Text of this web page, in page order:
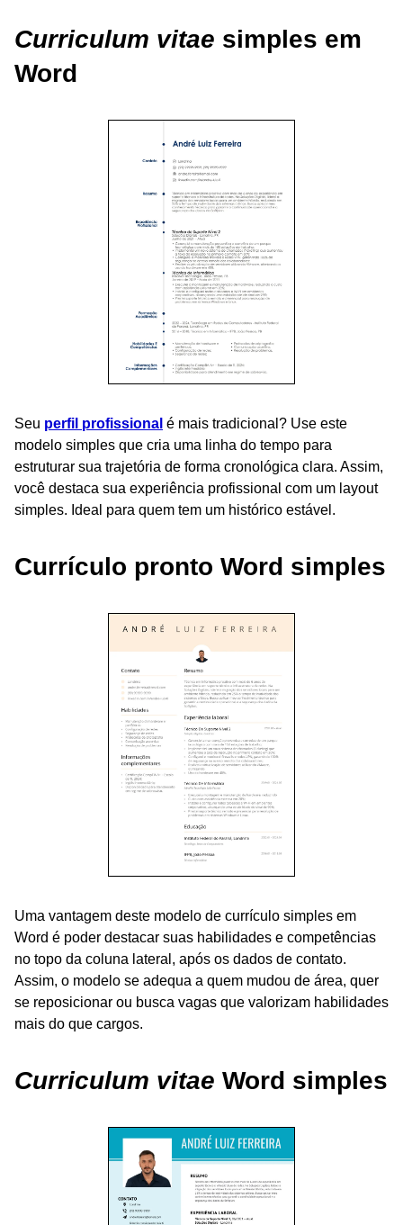
Curriculum vitae simples em
Word
Seu perfil profissional é mais tradicional? Use este
modelo simples que cria uma linha do tempo para
estruturar sua trajetória de forma cronológica clara. Assim,
você destaca sua experiência profissional com um layout
simples. Ideal para quem tem um histórico estável.
Currículo pronto Word simples
Uma vantagem deste modelo de currículo simples em
Word é poder destacar suas habilidades e competências
no topo da coluna lateral, após os dados de contato.
Assim, o modelo se adequa a quem mudou de área, quer
se reposicionar ou busca vagas que valorizam habilidades
mais do que cargos.
Curriculum vitae Word simples